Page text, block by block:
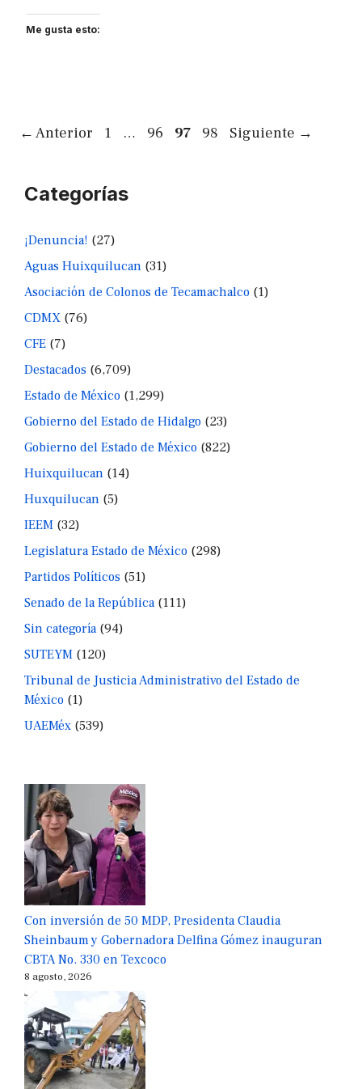
Me gusta esto:
← Anterior Página
1 … Página
96 Página
97 Página
98 Siguiente →
Categorías
¡Denuncia! (27)
Aguas Huixquilucan (31)
Asociación de Colonos de Tecamachalco (1)
CDMX (76)
CFE (7)
Destacados (6,709)
Estado de México (1,299)
Gobierno del Estado de Hidalgo (23)
Gobierno del Estado de México (822)
Huixquilucan (14)
Huxquilucan (5)
IEEM (32)
Legislatura Estado de México (298)
Partidos Políticos (51)
Senado de la República(111)
Sin categoría(94)
SUTEYM (120)
Tribunal de Justicia Administrativo del Estado de
México (1)
UAEMéx (539)
Con inversión de 50 MDP, Presidenta Claudia
Sheinbaum y Gobernadora Delfina Gómez inauguran
CBTA No. 330 en Texcoco
8 agosto, 2026